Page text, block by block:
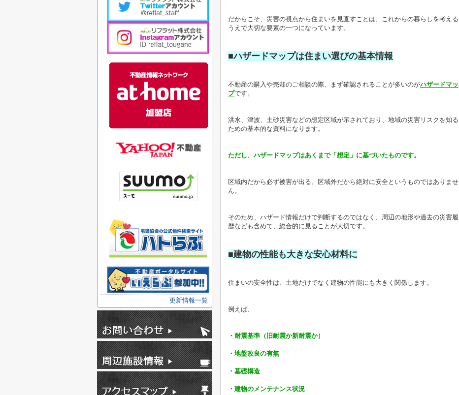
だからこそ、災害の視点から住まいを見直すことは、これからの暮らしを考える
うえで大切な要素の一つになっています。
■ハザードマップは住まい選びの基本情報
不動産の購入や売却のご相談の際、まず確認されることが多いのがハザードマッ
プです。
洪水、津波、土砂災害などの想定区域が示されており、地域の災害リスクを知る
ための基本的な資料になります。
ただし、ハザードマップはあくまで「想定」に基づいたものです。
区域内だから必ず被害が出る、区域外だから絶対に安全というものではありませ
ん。
そのため、ハザード情報だけで判断するのではなく、周辺の地形や過去の災害履
歴なども含めて、総合的に見ることが大切です。
■建物の性能も大きな安心材料に
住まいの安全性は、土地だけでなく建物の性能にも大きく関係します。
例えば、
・耐震基準（旧耐震か新耐震か）
・地盤改良の有無
・基礎構造
・建物のメンテナンス状況
更新情報一覧